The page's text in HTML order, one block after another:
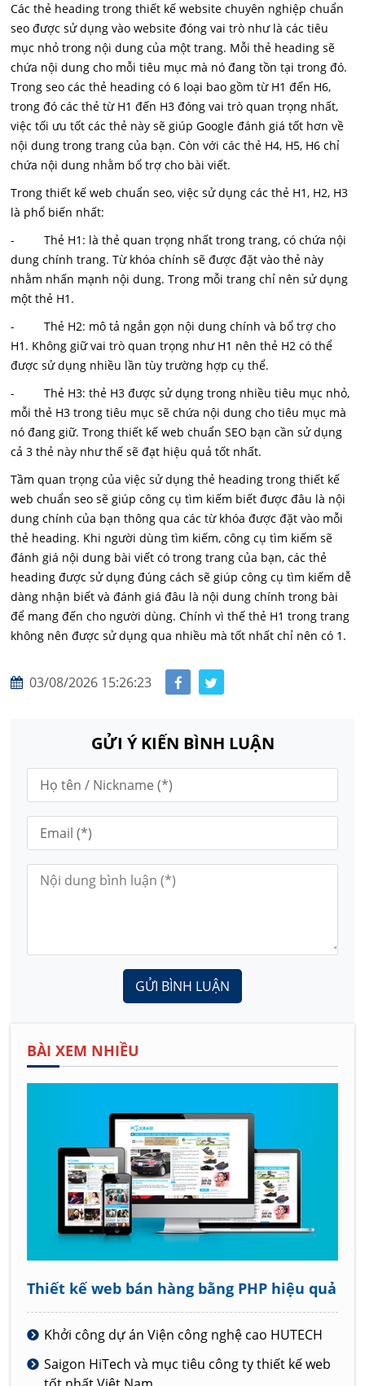
Các thẻ heading trong thiết kế website chuyên nghiệp chuẩn
seo được sử dụng vào website đóng vai trò như là các tiêu
mục nhỏ trong nội dung của một trang. Mỗi thẻ heading sẽ
chứa nội dung cho mỗi tiêu mục mà nó đang tồn tại trong đó.
Trong seo các thẻ heading có 6 loại bao gồm từ H1 đến H6,
trong đó các thẻ từ H1 đến H3 đóng vai trò quan trọng nhất,
việc tối ưu tốt các thẻ này sẽ giúp Google đánh giá tốt hơn về
nội dung trong trang của bạn. Còn với các thẻ H4, H5, H6 chỉ
chứa nội dung nhằm bổ trợ cho bài viết.
Trong thiết kế web chuẩn seo, việc sử dụng các thẻ H1, H2, H3
là phổ biến nhất:
- Thẻ H1: là thẻ quan trọng nhất trong trang, có chứa nội
dung chính trang. Từ khóa chính sẽ được đặt vào thẻ này
nhằm nhấn mạnh nội dung. Trong mỗi trang chỉ nên sử dụng
một thẻ H1.
- Thẻ H2: mô tả ngắn gọn nội dung chính và bổ trợ cho
H1. Không giữ vai trò quan trọng như H1 nên thẻ H2 có thể
được sử dụng nhiều lần tùy trường hợp cụ thể.
- Thẻ H3: thẻ H3 được sử dụng trong nhiều tiêu mục nhỏ,
mỗi thẻ H3 trong tiêu mục sẽ chứa nội dung cho tiêu mục mà
nó đang giữ. Trong thiết kế web chuẩn SEO bạn cần sử dụng
cả 3 thẻ này như thế sẽ đạt hiệu quả tốt nhất.
Tầm quan trọng của việc sử dụng thẻ heading trong thiết kế
web chuẩn seo sẽ giúp công cụ tìm kiếm biết được đâu là nội
dung chính của bạn thông qua các từ khóa được đặt vào mỗi
thẻ heading. Khi người dùng tìm kiếm, công cụ tìm kiếm sẽ
đánh giá nội dung bài viết có trong trang của bạn, các thẻ
heading được sử dụng đúng cách sẽ giúp công cụ tìm kiếm dễ
dàng nhận biết và đánh giá đâu là nội dung chính trong bài
để mang đến cho người dùng. Chính vì thế thẻ H1 trong trang
không nên được sử dụng qua nhiều mà tốt nhất chỉ nên có 1.
03/08/2026 15:26:23
GỬI Ý KIẾN BÌNH LUẬN
GỬI BÌNH LUẬN
BÀI XEM NHIỀU
Thiết kế web bán hàng bằng PHP hiệu quả
Khởi công dự án Viện công nghệ cao HUTECH
Saigon HiTech và mục tiêu công ty thiết kế web